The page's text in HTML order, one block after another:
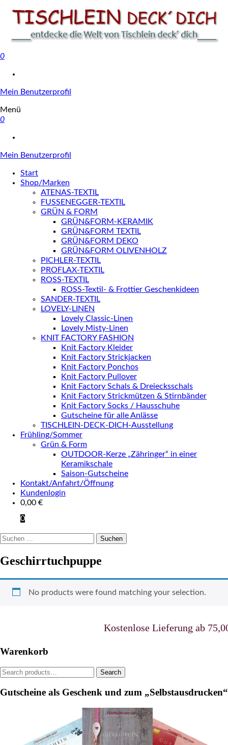
0
Mein Benutzerprofil
Menü
0
Mein Benutzerprofil
Start
Shop/Marken
ATENAS-TEXTIL
FUSSENEGGER-TEXTIL
GRÜN & FORM
GRÜN&FORM-KERAMIK
GRÜN&FORM TEXTIL
GRÜN&FORM DEKO
GRÜN&FORM OLIVENHOLZ
PICHLER-TEXTIL
PROFLAX-TEXTIL
ROSS-TEXTIL
ROSS-Textil- & Frottier Geschenkideen
SANDER-TEXTIL
LOVELY-LINEN
Lovely Classic-Linen
Lovely Misty-Linen
KNIT FACTORY FASHION
Knit Factory Kleider
Knit Factory Strickjacken
Knit Factory Ponchos
Knit Factory Pullover
Knit Factory Schals & Dreiecksschals
Knit Factory Strickmützen & Stirnbänder
Knit Factory Socks / Hausschuhe
Gutscheine für alle Anlässe
TISCHLEIN-DECK-DICH-Ausstellung
Frühling/Sommer
Grün & Form
OUTDOOR-Kerze „Zähringer“ in einer
Keramikschale
Saison-Gutscheine
Kontakt/Anfahrt/Öffnung
Kundenlogin
0,00 €
0
Suchen
Geschirrtuchpuppe
No products were found matching your selection.
Kostenlose Lieferung ab 75,00
Warenkorb
Search
for:
Search
Gutscheine als Geschenk und zum „Selbstausdrucken“